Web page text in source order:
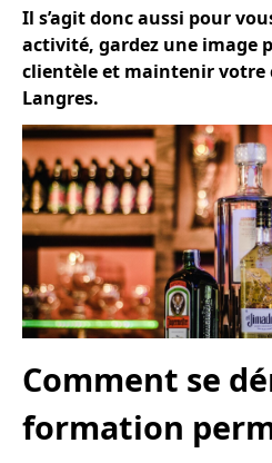
Il s’agit donc aussi pour
activité, gardez une image
clientèle et maintenir votre
Langres.
Comment se
formation